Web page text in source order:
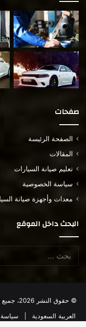
صفحات
الصفحة الرئيسة
المقالات
تعليم صيانة السيارات
سياسة الخصوصية
معدات وأجهزة صيانة
البحث داخل الموقع
© حقوق النشر 2026، جميع الحقوق محفوظة لـ
العربية السعودية